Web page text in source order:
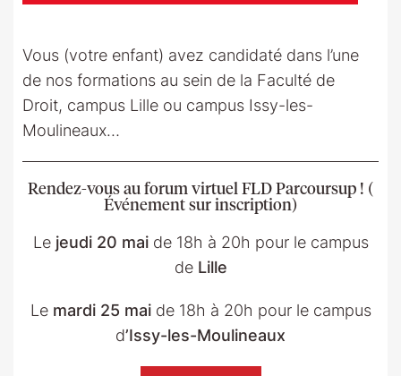
Vous (votre enfant) avez candidaté dans l’une
de nos formations au sein de la Faculté de
Droit, campus Lille ou campus Issy-les-
Moulineaux…
Rendez-vous au forum virtuel FLD Parcoursup ! (
Événement sur inscription)
Le jeudi 20 maide 18h à 20h pour le campus
de Lille
Le mardi 25 mai de 18h à 20h pour le campus
d’Issy-les-Moulineaux